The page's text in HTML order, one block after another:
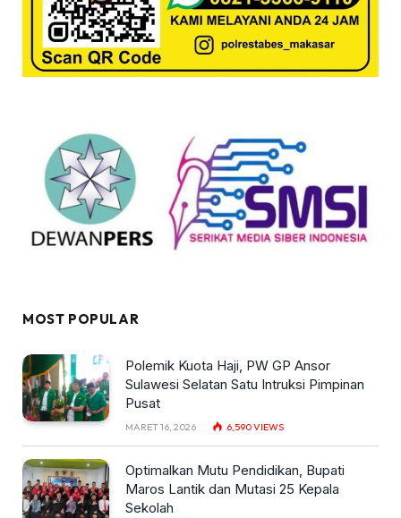
MOST POPULAR
Polemik Kuota Haji, PW GP Ansor
Sulawesi Selatan Satu Intruksi Pimpinan
Pusat
MARET 16, 2026 6,590VIEWS
Optimalkan Mutu Pendidikan, Bupati
Maros Lantik dan Mutasi 25 Kepala
Sekolah